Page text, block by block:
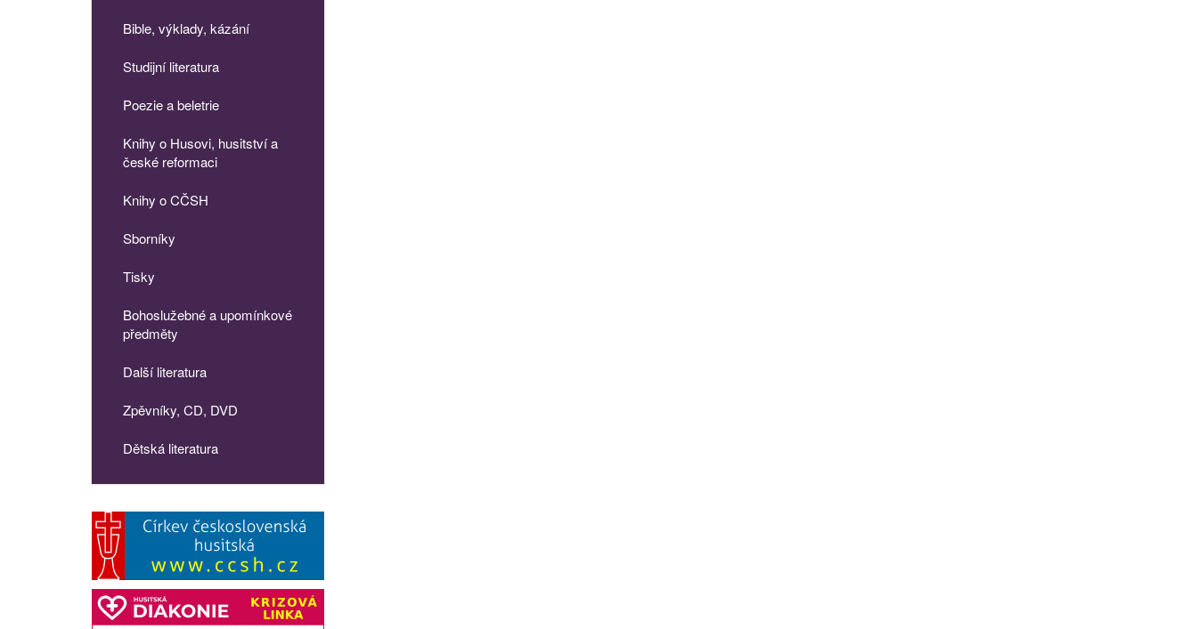
Bible, výklady, kázání
Studijní literatura
Poezie a beletrie
Knihy o Husovi, husitství a
české reformaci
Knihy o CČSH
Sborníky
Tisky
Bohoslužebné a upomínkové
předměty
Další literatura
Zpěvníky, CD, DVD
Dětská literatura